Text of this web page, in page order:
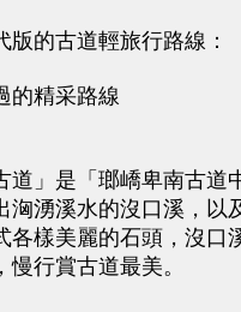
的古道輕旅行路線：
精采路線
是「瑯嶠卑南古道
洶湧溪水的沒口溪，
樣美麗的石頭，沒
行賞古道最美。